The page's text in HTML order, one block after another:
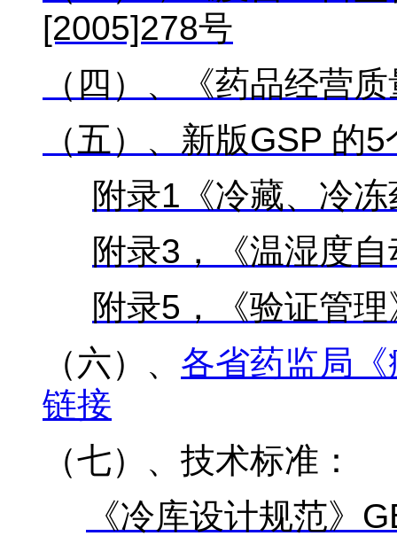
[2005]278号
（四）、《药品经营
（五）、新版GSP 的5
附录1 《冷藏、冷
附录3 ，《温湿度
附录5 ，《验证管
（六）、 各省药监局
链接
（七）、技术标准：
《冷库设计规范》